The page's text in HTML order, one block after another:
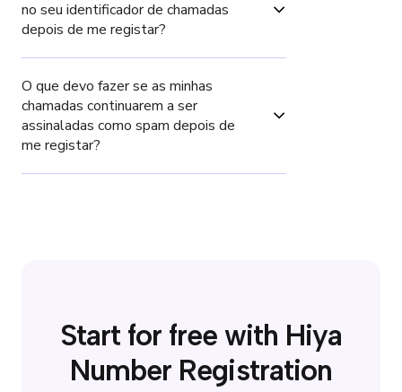
no seu identificador de chamadas
depois de me registar?
O que devo fazer se as minhas
chamadas continuarem a ser
assinaladas como spam depois de
me registar?
Start for free with Hiya
Number Registration